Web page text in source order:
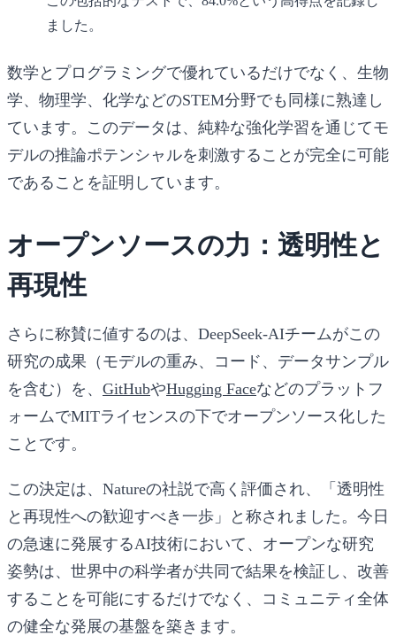
ました。
数学とプログラミングで優れているだけでなく、生物
学、物理学、化学などのSTEM分野でも同様に熟達し
ています。このデータは、純粋な強化学習を通じてモ
デルの推論ポテンシャルを刺激することが完全に可能
であることを証明しています。
オープンソースの力：透明性と
再現性
さらに称賛に値するのは、DeepSeek-AIチームがこの
研究の成果（モデルの重み、コード、データサンプル
を含む）を、 GitHubやHugging Faceなどのプラットフ
ォームでMITライセンスの下でオープンソース化した
ことです。
この決定は、Natureの社説で高く評価され、「透明性
と再現性への歓迎すべき一歩」と称されました。今日
の急速に発展するAI技術において、オープンな研究
姿勢は、世界中の科学者が共同で結果を検証し、改善
することを可能にするだけでなく、コミュニティ全体
の健全な発展の基盤を築きます。